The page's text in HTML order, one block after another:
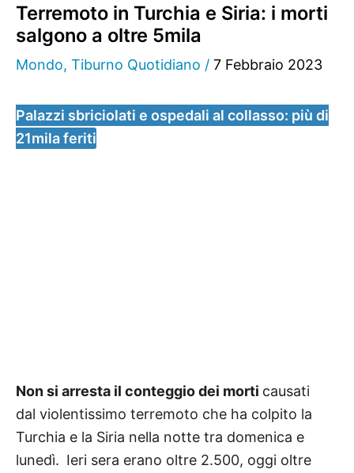
Terremoto in Turchia e Siria: i morti
salgono a oltre 5mila
Mondo, Tiburno Quotidiano / 7 Febbraio 2023
Palazzi sbriciolati e ospedali al collasso: più di
21mila feriti
Non si arresta il conteggio dei morti causati
dal violentissimo terremoto che ha colpito la
Turchia e la Siria nella notte tra domenica e
lunedì. Ieri sera erano oltre 2.500, oggi oltre